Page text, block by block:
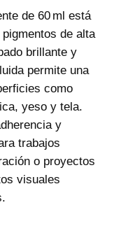
de 60 ml está
de alta
brillante y
permite una
como
yeso y tela.
y
trabajos
o proyectos
visuales